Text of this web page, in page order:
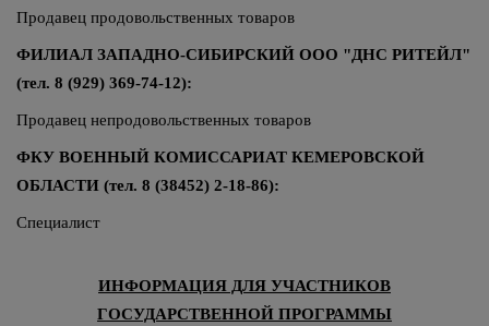
Продавец продовольственных товаров
ФИЛИАЛ ЗАПАДНО-СИБИРСКИЙ ООО "ДНС РИТЕЙЛ"
(тел. 8 (929) 369-74-12):
Продавец непродовольственных товаров
ФКУ ВОЕННЫЙ КОМИССАРИАТ КЕМЕРОВСКОЙ
ОБЛАСТИ (тел. 8 (38452) 2-18-86):
Специалист
ИНФОРМАЦИЯ ДЛЯ УЧАСТНИКОВ
ГОСУДАРСТВЕННОЙ ПРОГРАММЫ